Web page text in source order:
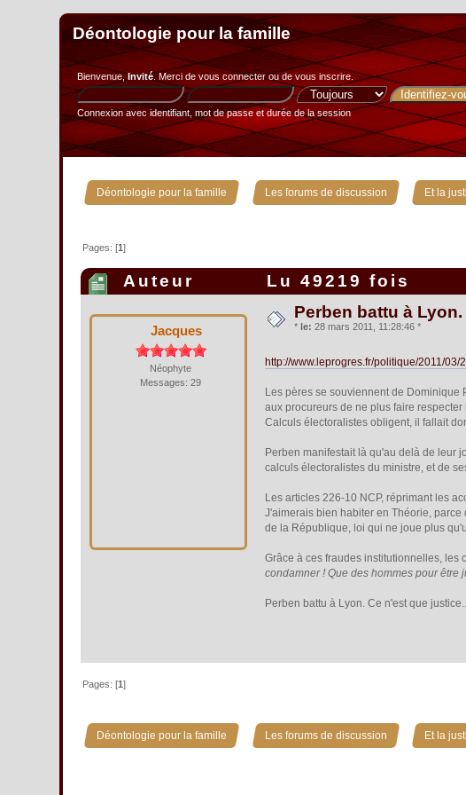
Déontologie pour la famille
Bienvenue,Invité. Merci devous connecterou devous inscrire.
Connexion avec identifiant, mot de passe et durée de la session
Déontologie pour la famille » Les forums de discussion » Et la
Pages: [1]
Auteur Lu 49219 fois
Jacques
Néophyte
Messages: 29
Perben battu à
* le: 28 mars 2011, 11:28:46 *
http://www.leprogres.fr/politique/2011/
Les pères se souviennent de
aux procureurs de ne plus faire
Calculs électoralistes obligent, il fallait
Perben manifestait là qu'au delà de leur
calculs électoralistes du ministre, et de
Les articles 226-10 NCP, réprimant les
J'aimerais bien habiter en Théorie,
de la République, loi qui ne joue plus
Grâce à ces fraudes institutionnelles, les
condamner ! Que des hommes pour
Perben battu à Lyon. Ce n'est que
Pages: [1]
Déontologie pour la famille » Les forums de discussion » Et la